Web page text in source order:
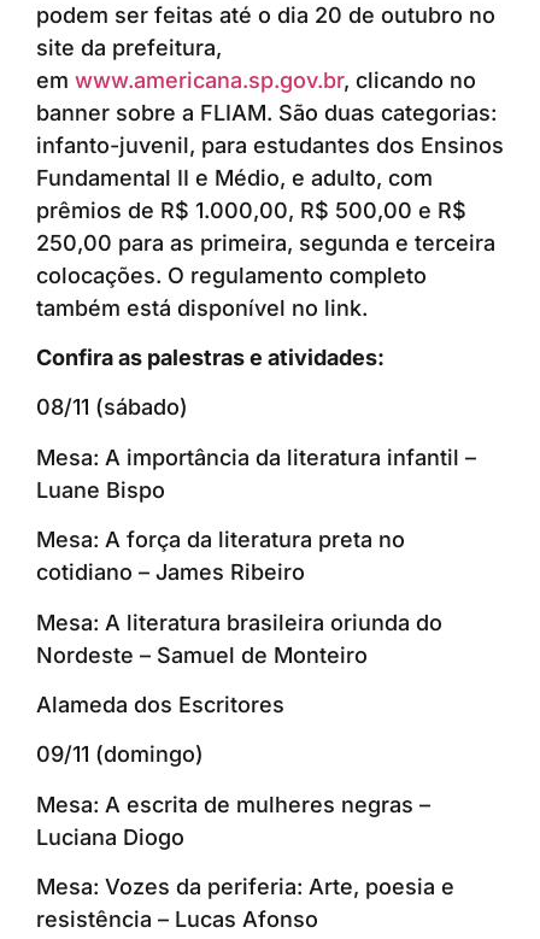
podem ser feitas até o dia 20 de outubro no
site da prefeitura,
em www.americana.sp.gov.br, clicando no
banner sobre a FLIAM. São duas categorias:
infanto-juvenil, para estudantes dos Ensinos
Fundamental II e Médio, e adulto, com
prêmios de R$ 1.000,00, R$ 500,00 e R$
250,00 para as primeira, segunda e terceira
colocações. O regulamento completo
também está disponível no link.
Confira as palestras e atividades:
08/11 (sábado)
Mesa: A importância da literatura infantil –
Luane Bispo
Mesa: A força da literatura preta no
cotidiano – James Ribeiro
Mesa: A literatura brasileira oriunda do
Nordeste – Samuel de Monteiro
Alameda dos Escritores
09/11 (domingo)
Mesa: A escrita de mulheres negras –
Luciana Diogo
Mesa: Vozes da periferia: Arte, poesia e
resistência – Lucas Afonso